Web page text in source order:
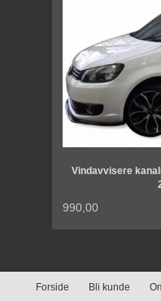
Vindavvisere
990,00
Forside Bli kunde